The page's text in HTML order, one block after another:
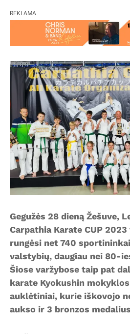
REKLAMA
Gegužės 28 dieną Žešuve,
Carpathia Karate CUP
rungėsi net 740
valstybių, daugiau nei 80-
Šiose varžybose taip pat
karate Kyokushin mokyklos
auklėtiniai, kurie iškovojo
aukso ir 3 bronzos